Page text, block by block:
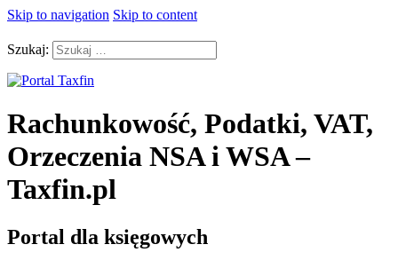
Skip to navigation Skip to content
Szukaj:
Rachunkowość, Podatki, VAT,
Orzeczenia NSA i WSA –
Taxfin.pl
Portal dla księgowych